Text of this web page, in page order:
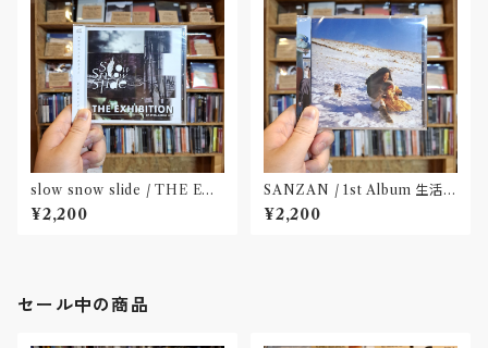
slow snow slide / THE EX
HIBITION(CD)〝山形県酒田
市〟
¥2,200
SANZAN / 1st Album 生活の
名残(CD)〝静岡県三島市〟
¥2,200
セール中の商品